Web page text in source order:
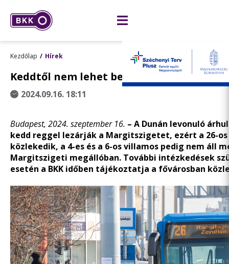
Kezdőlap Hírek
Keddtől nem lehet behajtani a
2024.09.16. 18:11
Budapest, 2024. szeptember 16. – A Dunán levonuló
kedd reggel lezárják a Margitszigetet, ezért a 26-
közlekedik, a 4-es és a 6-os villamos pedig nem áll
Margitszigeti megállóban. További intézkedések
esetén a BKK időben tájékoztatja a fővárosban